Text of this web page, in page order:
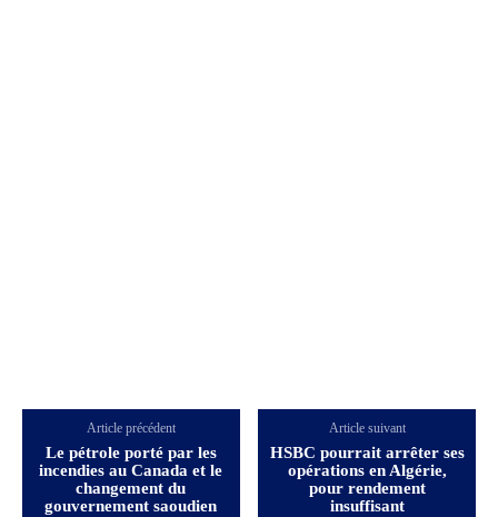
Article précédent
Le pétrole porté par les
incendies au Canada et le
changement du
gouvernement saoudien
Article suivant
HSBC pourrait arrêter ses
opérations en Algérie,
pour rendement
insuffisant